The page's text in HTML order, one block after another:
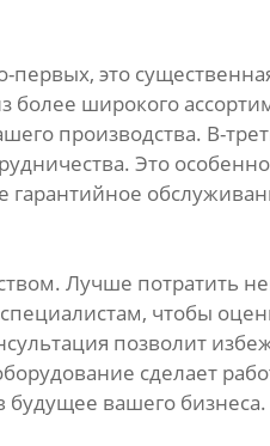
это
широкого
производства. В-
Это
Лучше потратить
чтобы
позволит
сделает
будущее вашего бизнеса.